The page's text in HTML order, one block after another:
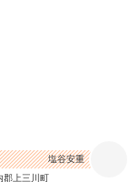
塩谷安重
郡上三川町